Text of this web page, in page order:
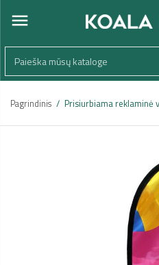
Pagrindinis Prisiurbiama reklaminė